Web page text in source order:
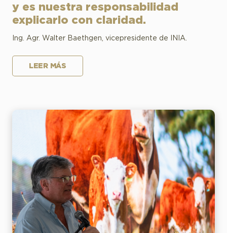
y es nuestra responsabilidad
explicarlo con claridad.
Ing. Agr. Walter Baethgen, vicepresidente de INIA.
LEER MÁS